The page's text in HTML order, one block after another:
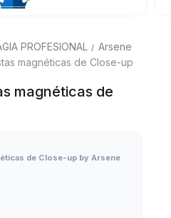
PROFESIONAL
Arsene
magnéticas de Close-up
magnéticas de
de Close-up by Arsene